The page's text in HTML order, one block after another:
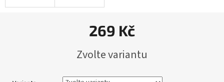
269 Kč
cena:
Zvolte variantu